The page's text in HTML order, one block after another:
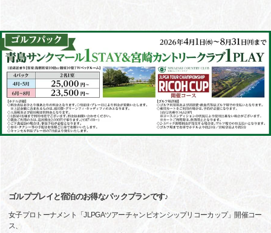
ゴルププレイと宿泊のお得なパックプランです♪
女子プロトーナメント「JLPGAツアーチャンピオンシップリコーカップ」開催コー
ス、